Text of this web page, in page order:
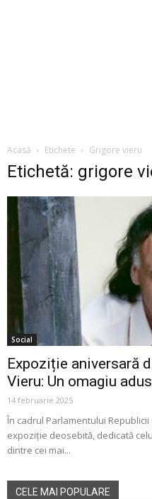
Acasă Etichete Grigore vieru
Etichetă: grigore
Social
Expoziție aniversară
Vieru: Un omagiu
14 februarie 2025
În cadrul Parlamentului
expoziție deosebită, dedicată
dintre cei mai...
CELE MAI POPULARE